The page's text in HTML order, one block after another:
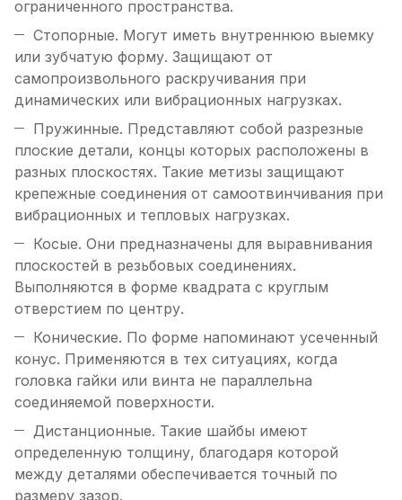
ограниченного пространства.
Стопорные. Могут иметь внутреннюю выемку
или зубчатую форму. Защищают от
самопроизвольного раскручивания при
динамических или вибрационных нагрузках.
Пружинные. Представляют собой разрезные
плоские детали, концы которых расположены в
разных плоскостях. Такие метизы защищают
крепежные соединения от самоотвинчивания при
вибрационных и тепловых нагрузках.
Косые. Они предназначены для выравнивания
плоскостей в резьбовых соединениях.
Выполняются в форме квадрата с круглым
отверстием по центру.
Конические. По форме напоминают усеченный
конус. Применяются в тех ситуациях, когда
головка гайки или винта не параллельна
соединяемой поверхности.
Дистанционные. Такие шайбы имеют
определенную толщину, благодаря которой
между деталями обеспечивается точный по
размеру зазор.